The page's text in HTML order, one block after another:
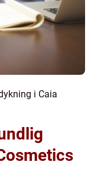
i Caia